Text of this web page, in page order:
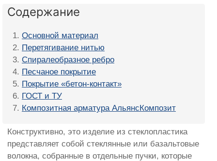
Содержание
Основной материал
Перетягивание нитью
Спиралеобразное ребро
Песчаное покрытие
Покрытие «бетон-контакт»
ГОСТ и ТУ
Композитная арматура АльянсКомпозит
Конструктивно, это изделие из стеклопластика
представляет собой стеклянные или базальтовые
волокна, собранные в отдельные пучки, которые